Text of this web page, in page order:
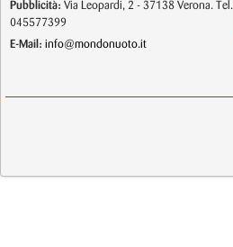
Pubblicità: Via Leopardi, 2 - 37138 Verona. Tel.
045577399
E-Mail: info@mondonuoto.it